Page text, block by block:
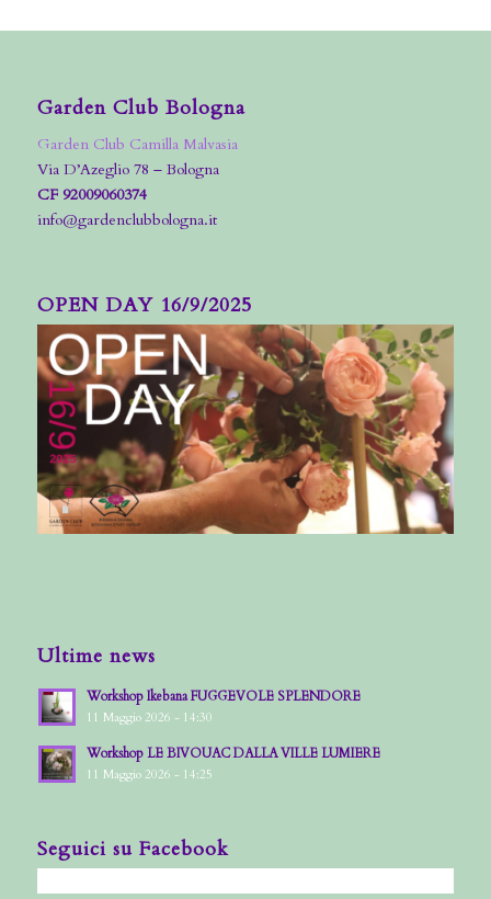
Garden Club Bologna
Garden Club Camilla Malvasia
Via D’Azeglio 78 – Bologna
CF 92009060374
info@gardenclubbologna.it
OPEN DAY 16/9/2025
Ultime news
Workshop Ikebana FUGGEVOLE SPLENDORE
11 Maggio 2026 - 14:30
Workshop LE BIVOUAC DALLA VILLE LUMIERE
11 Maggio 2026 - 14:25
Seguici su Facebook